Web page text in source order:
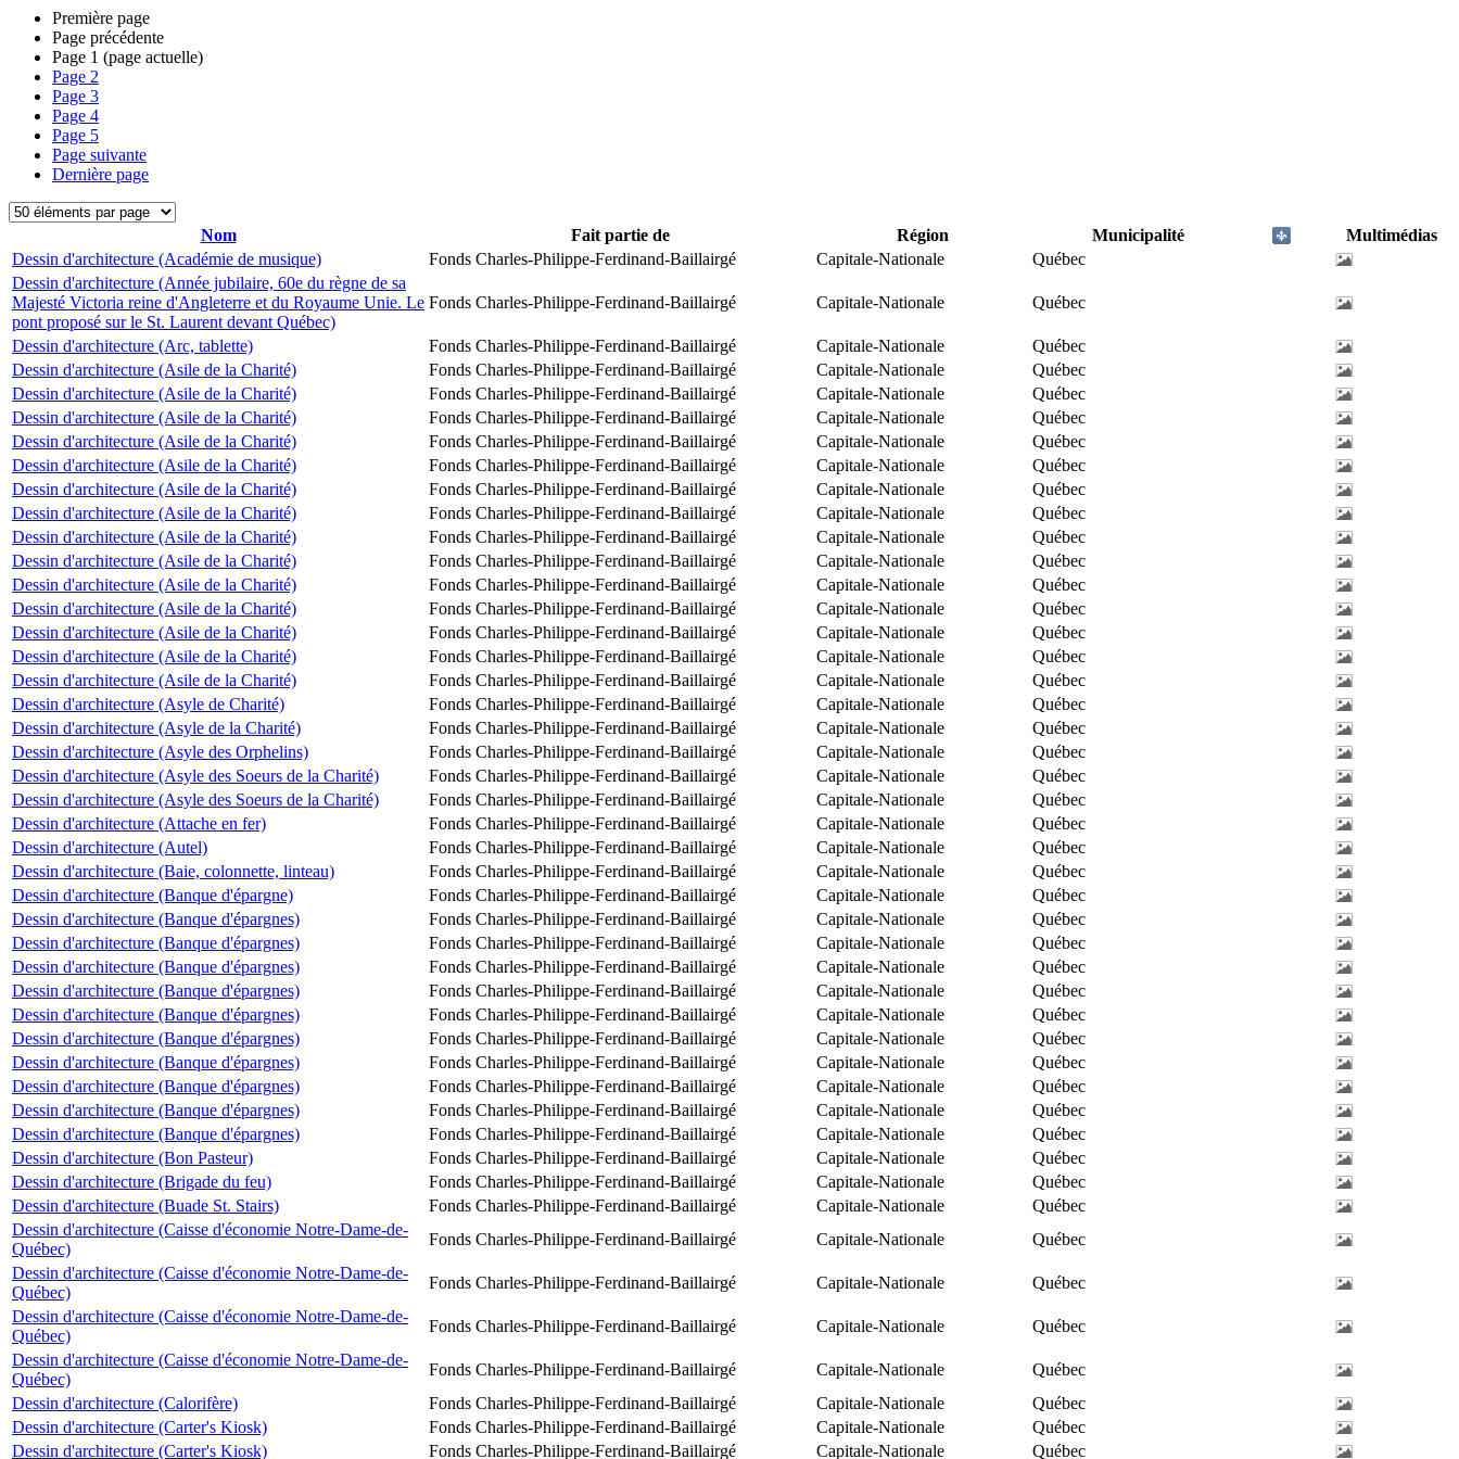
Première page
Page précédente
Page 1 (page actuelle)
Page 2
Page 3
Page 4
Page 5
Page suivante
Dernière page
Nom Fait partie de Région Municipalité
Multimédias
Dessin d'architecture (Académie de musique)
Fonds Charles-Philippe-Ferdinand-Baillairgé Capitale-Nationale
Québec
Dessin d'architecture (Année jubilaire, 60e du règne de sa
Majesté Victoria reine d'Angleterre et du Royaume Unie. Le
pont proposé sur le St. Laurent devant Québec)
Fonds Charles-Philippe-Ferdinand-Baillairgé Capitale-Nationale Québec
Dessin d'architecture (Arc, tablette) Fonds Charles-Philippe-Ferdinand-Baillairgé Capitale-Nationale
Québec
Dessin d'architecture (Asile de la Charité)
Fonds Charles-Philippe-Ferdinand-Baillairgé Capitale-Nationale
Québec
Dessin d'architecture (Asile de la Charité)
Fonds Charles-Philippe-Ferdinand-Baillairgé Capitale-Nationale
Québec
Dessin d'architecture (Asile de la Charité)
Fonds Charles-Philippe-Ferdinand-Baillairgé Capitale-Nationale
Québec
Dessin d'architecture (Asile de la Charité)
Fonds Charles-Philippe-Ferdinand-Baillairgé Capitale-Nationale
Québec
Dessin d'architecture (Asile de la Charité)
Fonds Charles-Philippe-Ferdinand-Baillairgé Capitale-Nationale
Québec
Dessin d'architecture (Asile de la Charité)
Fonds Charles-Philippe-Ferdinand-Baillairgé Capitale-Nationale
Québec
Dessin d'architecture (Asile de la Charité)
Fonds Charles-Philippe-Ferdinand-Baillairgé Capitale-Nationale
Québec
Dessin d'architecture (Asile de la Charité)
Fonds Charles-Philippe-Ferdinand-Baillairgé Capitale-Nationale
Québec
Dessin d'architecture (Asile de la Charité)
Fonds Charles-Philippe-Ferdinand-Baillairgé Capitale-Nationale
Québec
Dessin d'architecture (Asile de la Charité)
Fonds Charles-Philippe-Ferdinand-Baillairgé Capitale-Nationale
Québec
Dessin d'architecture (Asile de la Charité)
Fonds Charles-Philippe-Ferdinand-Baillairgé Capitale-Nationale
Québec
Dessin d'architecture (Asile de la Charité)
Fonds Charles-Philippe-Ferdinand-Baillairgé Capitale-Nationale
Québec
Dessin d'architecture (Asile de la Charité)
Fonds Charles-Philippe-Ferdinand-Baillairgé Capitale-Nationale
Québec
Dessin d'architecture (Asile de la Charité)
Fonds Charles-Philippe-Ferdinand-Baillairgé Capitale-Nationale
Québec
Dessin d'architecture (Asyle de Charité)
Fonds Charles-Philippe-Ferdinand-Baillairgé Capitale-Nationale
Québec
Dessin d'architecture (Asyle de la Charité)
Fonds Charles-Philippe-Ferdinand-Baillairgé Capitale-Nationale
Québec
Dessin d'architecture (Asyle des Orphelins)
Fonds Charles-Philippe-Ferdinand-Baillairgé Capitale-Nationale
Québec
Dessin d'architecture (Asyle des Soeurs de la Charité)
Fonds Charles-Philippe-Ferdinand-Baillairgé Capitale-Nationale
Québec
Dessin d'architecture (Asyle des Soeurs de la Charité)
Fonds Charles-Philippe-Ferdinand-Baillairgé Capitale-Nationale
Québec
Dessin d'architecture (Attache en fer)
Fonds Charles-Philippe-Ferdinand-Baillairgé Capitale-Nationale
Québec
Dessin d'architecture (Autel)
Fonds Charles-Philippe-Ferdinand-Baillairgé Capitale-Nationale
Québec
Dessin d'architecture (Baie, colonnette, linteau)
Fonds Charles-Philippe-Ferdinand-Baillairgé Capitale-Nationale
Québec
Dessin d'architecture (Banque d'épargne)
Fonds Charles-Philippe-Ferdinand-Baillairgé Capitale-Nationale
Québec
Dessin d'architecture (Banque d'épargnes)
Fonds Charles-Philippe-Ferdinand-Baillairgé Capitale-Nationale
Québec
Dessin d'architecture (Banque d'épargnes)
Fonds Charles-Philippe-Ferdinand-Baillairgé Capitale-Nationale
Québec
Dessin d'architecture (Banque d'épargnes)
Fonds Charles-Philippe-Ferdinand-Baillairgé Capitale-Nationale
Québec
Dessin d'architecture (Banque d'épargnes)
Fonds Charles-Philippe-Ferdinand-Baillairgé Capitale-Nationale
Québec
Dessin d'architecture (Banque d'épargnes)
Fonds Charles-Philippe-Ferdinand-Baillairgé Capitale-Nationale
Québec
Dessin d'architecture (Banque d'épargnes)
Fonds Charles-Philippe-Ferdinand-Baillairgé Capitale-Nationale
Québec
Dessin d'architecture (Banque d'épargnes)
Fonds Charles-Philippe-Ferdinand-Baillairgé Capitale-Nationale
Québec
Dessin d'architecture (Banque d'épargnes)
Fonds Charles-Philippe-Ferdinand-Baillairgé Capitale-Nationale
Québec
Dessin d'architecture (Banque d'épargnes)
Fonds Charles-Philippe-Ferdinand-Baillairgé Capitale-Nationale
Québec
Dessin d'architecture (Banque d'épargnes)
Fonds Charles-Philippe-Ferdinand-Baillairgé Capitale-Nationale
Québec
Dessin d'architecture (Bon Pasteur)
Fonds Charles-Philippe-Ferdinand-Baillairgé Capitale-Nationale
Québec
Dessin d'architecture (Brigade du feu)
Fonds Charles-Philippe-Ferdinand-Baillairgé Capitale-Nationale
Québec
Dessin d'architecture (Buade St. Stairs)
Fonds Charles-Philippe-Ferdinand-Baillairgé Capitale-Nationale
Québec
Dessin d'architecture (Caisse d'économie Notre-Dame-de-
Québec)
Fonds Charles-Philippe-Ferdinand-Baillairgé Capitale-Nationale
Québec
Dessin d'architecture (Caisse d'économie Notre-Dame-de-
Québec)
Fonds Charles-Philippe-Ferdinand-Baillairgé Capitale-Nationale
Québec
Dessin d'architecture (Caisse d'économie Notre-Dame-de-
Québec)
Fonds Charles-Philippe-Ferdinand-Baillairgé Capitale-Nationale
Québec
Dessin d'architecture (Caisse d'économie Notre-Dame-de-
Québec)
Fonds Charles-Philippe-Ferdinand-Baillairgé Capitale-Nationale
Québec
Dessin d'architecture (Calorifère)
Fonds Charles-Philippe-Ferdinand-Baillairgé Capitale-Nationale
Québec
Dessin d'architecture (Carter's Kiosk)
Fonds Charles-Philippe-Ferdinand-Baillairgé Capitale-Nationale
Québec
Dessin d'architecture (Carter's Kiosk)
Fonds Charles-Philippe-Ferdinand-Baillairgé Capitale-Nationale Québec